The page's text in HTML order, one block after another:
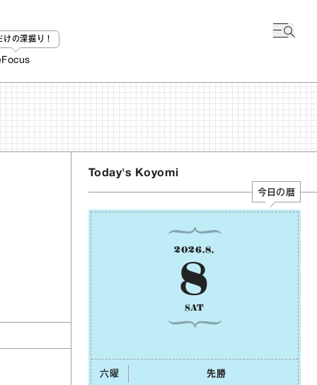
けの深掘り！
Focus
Today's Koyomi
今日の暦
2026.8.
8
SAT
六曜 先勝